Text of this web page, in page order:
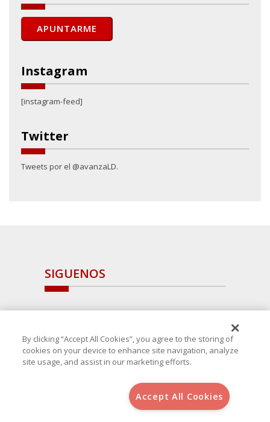
Instagram
[instagram-feed]
Twitter
Tweets por el @avanzaLD.
SIGUENOS
, S.L.U.(B-64405731) c/ San Norberto
By clicking “Accept All Cookies”, you agree to the storing of
cookies on your device to enhance site navigation, analyze
site usage, and assist in our marketing efforts.
Accept All Cookies